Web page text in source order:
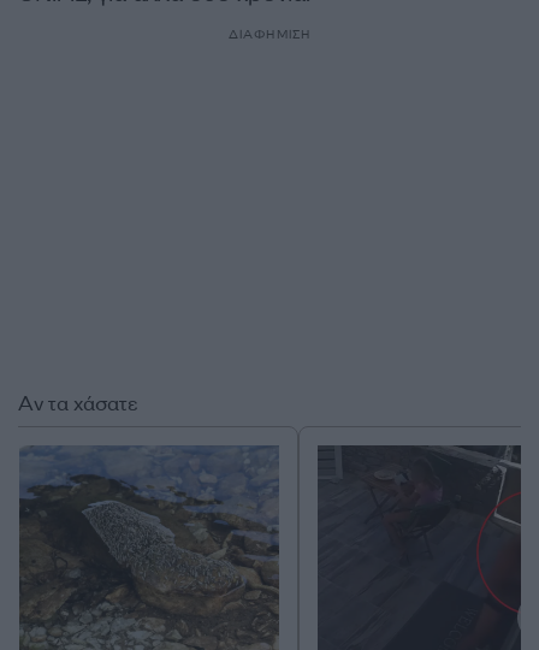
ΔΙΑΦΗΜΙΣΗ
Αν τα χάσατε